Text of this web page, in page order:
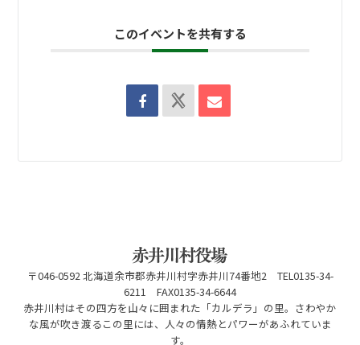
このイベントを共有する
〒046-0592 北海道余市郡赤井川村字赤井川74番地2 TEL0135-34-
6211 FAX0135-34-6644
赤井川村はその四方を山々に囲まれた「カルデラ」の里。さわやか
な風が吹き渡るこの里には、人々の情熱とパワーがあふれていま
す。